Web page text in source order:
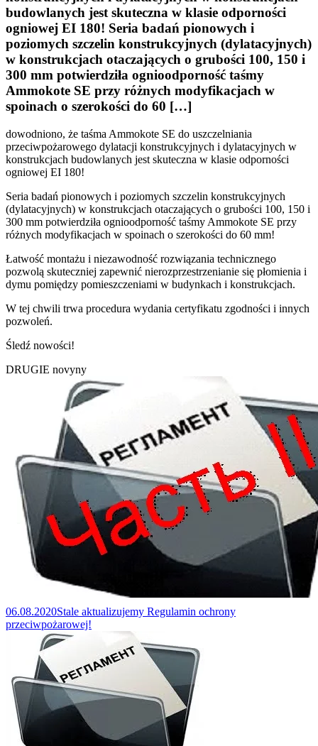
budowlanych jest skuteczna w klasie odporności
ogniowej EI 180! Seria badań pionowych i
poziomych szczelin konstrukcyjnych (dylatacyjnych)
w konstrukcjach otaczających o grubości 100, 150 i
300 mm potwierdziła ognioodporność taśmy
Ammokote SE przy różnych modyfikacjach w
spoinach o szerokości do 60 […]
dowodniono, że taśma Ammokote SE do uszczelniania
przeciwpożarowego dylatacji konstrukcyjnych i dylatacyjnych w
konstrukcjach budowlanych jest skuteczna w klasie odporności
ogniowej EI 180!
Seria badań pionowych i poziomych szczelin konstrukcyjnych
(dylatacyjnych) w konstrukcjach otaczających o grubości 100, 150 i
300 mm potwierdziła ognioodporność taśmy Ammokote SE przy
różnych modyfikacjach w spoinach o szerokości do 60 mm!
Łatwość montażu i niezawodność rozwiązania technicznego
pozwolą skuteczniej zapewnić nierozprzestrzenianie się płomienia i
dymu pomiędzy pomieszczeniami w budynkach i konstrukcjach.
W tej chwili trwa procedura wydania certyfikatu zgodności i innych
pozwoleń.
Śledź nowości!
DRUGIE novyny
06.08.2020Stale aktualizujemy Regulamin ochrony
przeciwpożarowej!